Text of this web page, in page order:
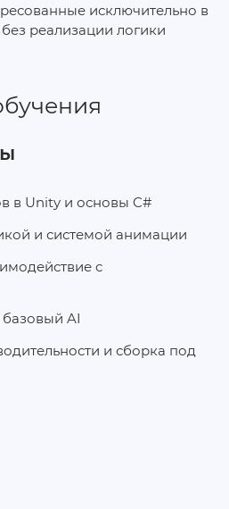
исключительно в
реализации логики
в Unity и основы C#
и системой анимации
с
AI
и сборка под